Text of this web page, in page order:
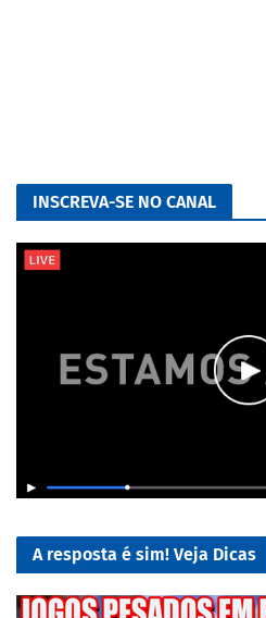
INSCREVA-SE NO CANAL
A resposta é sim! Veja Dicas